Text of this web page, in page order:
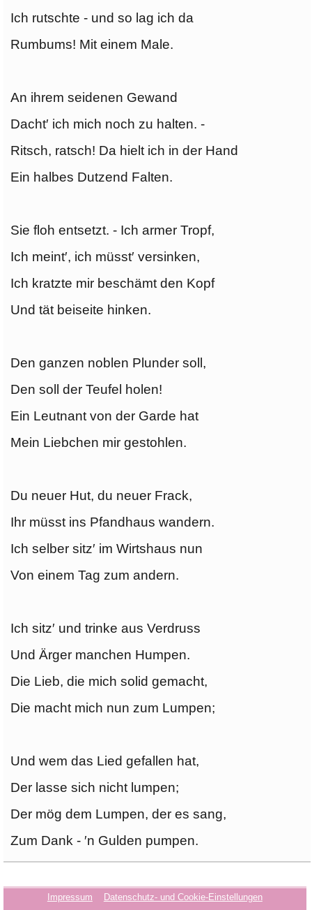
Ich rutschte - und so lag ich da
Rumbums! Mit einem Male.
An ihrem seidenen Gewand
Dacht′ ich mich noch zu halten. -
Ritsch, ratsch! Da hielt ich in der Hand
Ein halbes Dutzend Falten.
Sie floh entsetzt. - Ich armer Tropf,
Ich meint′, ich müsst′ versinken,
Ich kratzte mir beschämt den Kopf
Und tät beiseite hinken.
Den ganzen noblen Plunder soll,
Den soll der Teufel holen!
Ein Leutnant von der Garde hat
Mein Liebchen mir gestohlen.
Du neuer Hut, du neuer Frack,
Ihr müsst ins Pfandhaus wandern.
Ich selber sitz′ im Wirtshaus nun
Von einem Tag zum andern.
Ich sitz′ und trinke aus Verdruss
Und Ärger manchen Humpen.
Die Lieb, die mich solid gemacht,
Die macht mich nun zum Lumpen;
Und wem das Lied gefallen hat,
Der lasse sich nicht lumpen;
Der mög dem Lumpen, der es sang,
Zum Dank - ′n Gulden pumpen.
Impressum Datenschutz- und Cookie-Einstellungen